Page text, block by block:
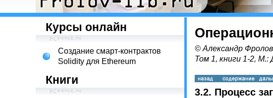
Курсы онлайн
Создание смарт-контрактов
Solidity для Ethereum
Книги
© Александр
Том 1, книги 1-2,
3.2. Процесс